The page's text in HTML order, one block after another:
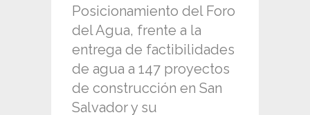
Posicionamiento del Foro
del Agua, frente a la
entrega de factibilidades
de agua a 147 proyectos
de construcción en San
Salvador y su